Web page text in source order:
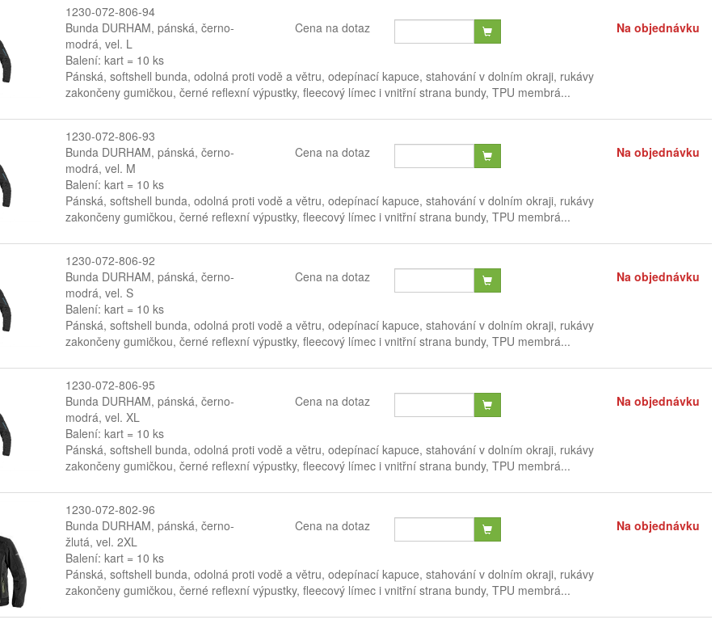
1230-072-806-94
Bunda DURHAM, pánská, černo-
modrá, vel. L
Balení: kart = 10 ks
Cena na dotaz Na objednávku
Pánská, softshell bunda, odolná proti vodě a větru, odepínací kapuce, stahování v dolním okraji, rukávy
zakončeny gumičkou, černé reflexní výpustky, fleecový límec i vnitřní strana bundy, TPU membrá...
1230-072-806-93
Bunda DURHAM, pánská, černo-
modrá, vel. M
Balení: kart = 10 ks
Cena na dotaz Na objednávku
Pánská, softshell bunda, odolná proti vodě a větru, odepínací kapuce, stahování v dolním okraji, rukávy
zakončeny gumičkou, černé reflexní výpustky, fleecový límec i vnitřní strana bundy, TPU membrá...
1230-072-806-92
Bunda DURHAM, pánská, černo-
modrá, vel. S
Balení: kart = 10 ks
Cena na dotaz Na objednávku
Pánská, softshell bunda, odolná proti vodě a větru, odepínací kapuce, stahování v dolním okraji, rukávy
zakončeny gumičkou, černé reflexní výpustky, fleecový límec i vnitřní strana bundy, TPU membrá...
1230-072-806-95
Bunda DURHAM, pánská, černo-
modrá, vel. XL
Balení: kart = 10 ks
Cena na dotaz Na objednávku
Pánská, softshell bunda, odolná proti vodě a větru, odepínací kapuce, stahování v dolním okraji, rukávy
zakončeny gumičkou, černé reflexní výpustky, fleecový límec i vnitřní strana bundy, TPU membrá...
1230-072-802-96
Bunda DURHAM, pánská, černo-
žlutá, vel. 2XL
Balení: kart = 10 ks
Cena na dotaz Na objednávku
Pánská, softshell bunda, odolná proti vodě a větru, odepínací kapuce, stahování v dolním okraji, rukávy
zakončeny gumičkou, černé reflexní výpustky, fleecový límec i vnitřní strana bundy, TPU membrá...